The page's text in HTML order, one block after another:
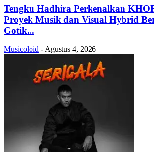
Tengku Hadhira Perkenalkan
Proyek Musik dan Visual Hybrid
Gotik...
Musicoloid - Agustus 4, 2026